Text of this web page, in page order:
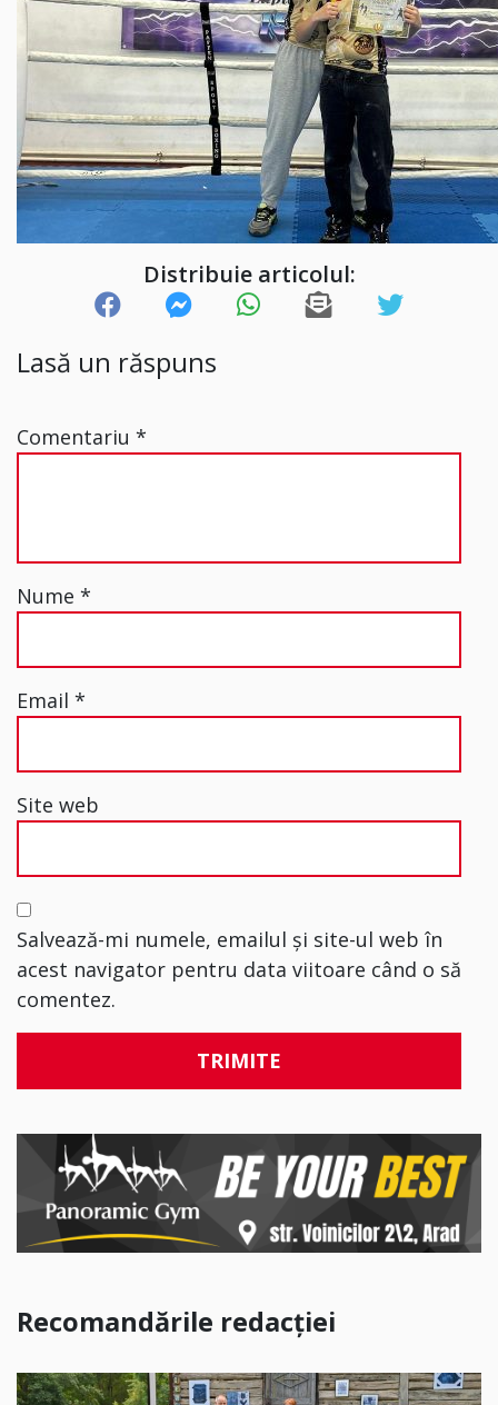
Distribuie articolul:
Lasă un răspuns
Comentariu *
Nume *
Email *
Site web
Salvează-mi numele, emailul și site-ul web în
acest navigator pentru data viitoare când o să
comentez.
Recomandările redacției